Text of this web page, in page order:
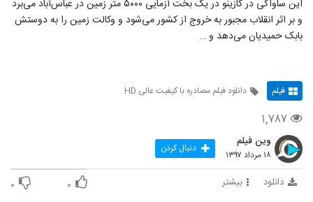
این ساواکی در کازینو در یک بخت آزمایی ۵۰۰۰ متر زمین در عباس‌آباد می‌برد
و بر اثر انقلاب مجبور به خروج از کشور می‌شود و وکالت زمین را به دوستش
بابک حمیدیان می‌دهد و …
فیلم دانلود فیلم مصادره با کیفیت عالی HD
۱,۷۸۷
وین فیلم
۱۸ مرداد ۱۳۹۷ دنبال کردن
دانلود بیشتر ۰ ۰